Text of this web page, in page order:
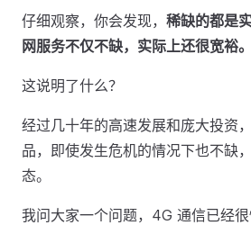
仔细观察，你会发现， 稀缺的都是
网服务不仅不缺，实际上还很宽裕。
这说明了什么？
经过几十年的高速发展和庞大投资
品，即使发生危机的情况下也不缺
态。
我问大家一个问题，4G 通信已经